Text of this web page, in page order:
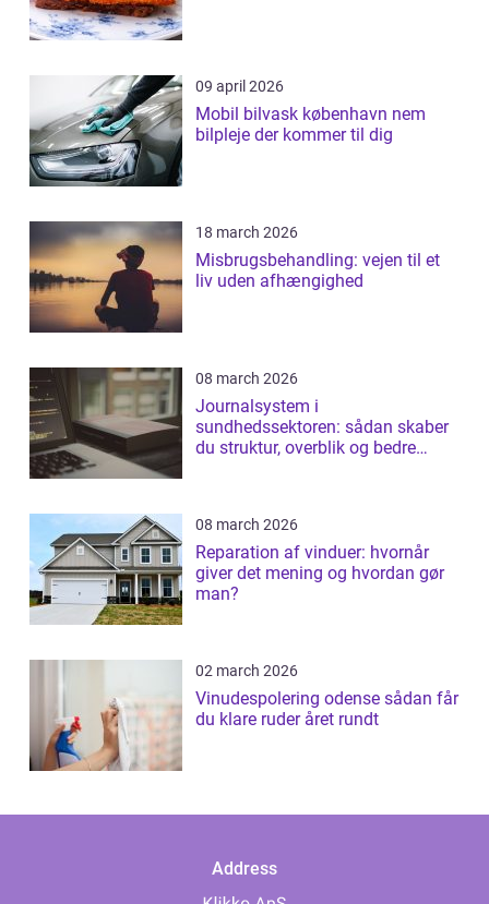
09 april 2026
Mobil bilvask københavn nem
bilpleje der kommer til dig
18 march 2026
Misbrugsbehandling: vejen til et
liv uden afhængighed
08 march 2026
Journalsystem i
sundhedssektoren: sådan skaber
du struktur, overblik og bedre
08 march 2026
Reparation af vinduer: hvornår
giver det mening og hvordan gør
man?
02 march 2026
Vinudespolering odense sådan får
du klare ruder året rundt
Address